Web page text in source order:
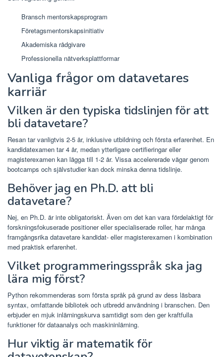
Bransch mentorskapsprogram
Företagsmentorskapsinitiativ
Akademiska rådgivare
Professionella nätverksplattformar
Vanliga frågor om datavetares
karriär
Vilken är den typiska tidslinjen för att
bli datavetare?
Resan tar vanligtvis 2-5 år, inklusive utbildning och första erfarenhet. En
kandidatexamen tar 4 år, medan ytterligare certifieringar eller
magisterexamen kan lägga till 1-2 år. Vissa accelererade vägar genom
bootcamps och självstudier kan dock minska denna tidslinje.
Behöver jag en Ph.D. att bli
datavetare?
Nej, en Ph.D. är inte obligatoriskt. Även om det kan vara fördelaktigt för
forskningsfokuserade positioner eller specialiserade roller, har många
framgångsrika datavetare kandidat- eller magisterexamen i kombination
med praktisk erfarenhet.
Vilket programmeringsspråk ska jag
lära mig först?
Python rekommenderas som första språk på grund av dess läsbara
syntax, omfattande bibliotek och utbredd användning i branschen. Den
erbjuder en mjuk inlärningskurva samtidigt som den ger kraftfulla
funktioner för dataanalys och maskininlärning.
Hur viktig är matematik för